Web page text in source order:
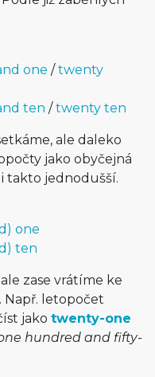
one /twenty
ten /twenty ten
ale daleko
jako obyčejná
takto jednodušší.
one
ten
zase vrátíme ke
letopočet
jako twenty-one
hundred and fifty-